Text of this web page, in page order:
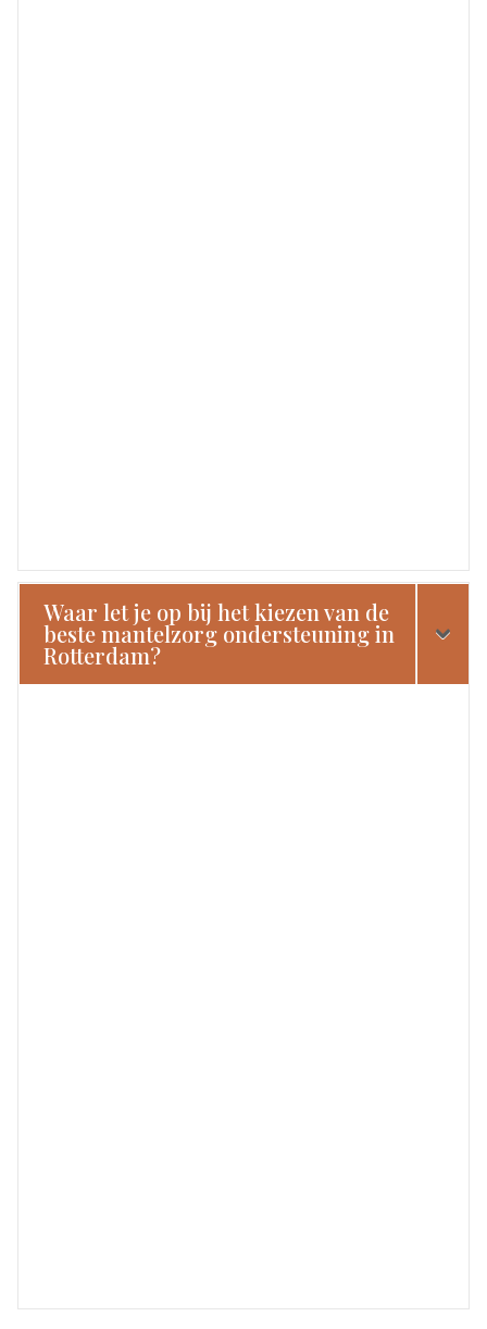
Waar let je op bij het kiezen van de
beste mantelzorg ondersteuning in
Rotterdam?